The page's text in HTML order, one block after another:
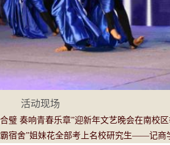
场
璧 奏响青春乐章”迎新年文艺晚会在南校
宿舍”姐妹花全部考上名校研究生——记商